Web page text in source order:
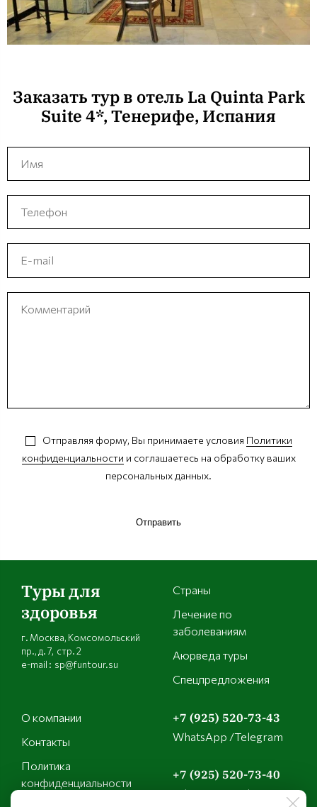
Заказать тур в отель La Quinta Park
Suite 4*, Тенерифе, Испания
Отправляя форму, Вы принимаете условия Политики
конфиденциальности и соглашаетесь на обработку ваших
персональных данных.
Отправить
Туры для
здоровья
г. Москва, Комсомольский
пр., д. 7, стр. 2
e-mail : sp@funtour.su
Страны
Лечение по
заболеваниям
Аюрведа туры
Спецпредложения
О компании
Контакты
Политика
конфиденциальности
+7 (925) 520-73-43
WhatsApp /Telegram
+7 (925) 520-73-40
WhatsApp /Telegram